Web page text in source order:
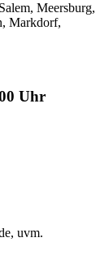
Meersburg,
Markdorf,
Uhr
uvm.